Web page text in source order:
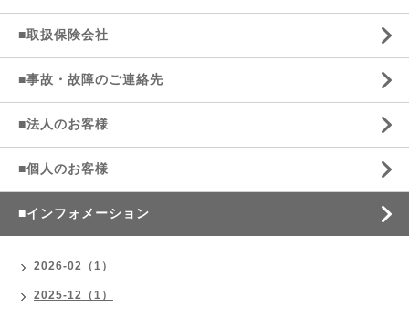
■取扱保険会社
■事故・故障のご連絡先
■法人のお客様
■個人のお客様
■インフォメーション
2026-02（1）
2025-12（1）